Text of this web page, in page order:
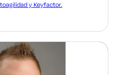
y Keyfactor.